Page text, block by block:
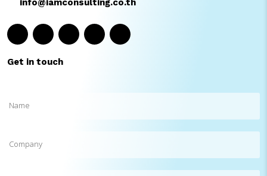
info@iamconsulting.co.th
Get in touch